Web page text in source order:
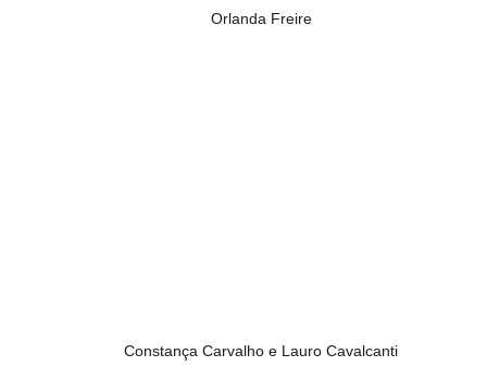
Orlanda Freire
Constança Carvalho e Lauro Cavalcanti